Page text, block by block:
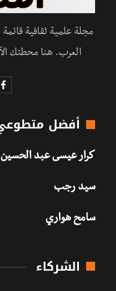
مجلة علمية ثقافية
العرب. هنا محطتك
أفضل
كرار عيسى عبد الحسين
سيد رجب
سامح هواري
الشركاء